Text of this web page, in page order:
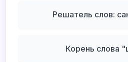
Решатель слов:
Корень слова